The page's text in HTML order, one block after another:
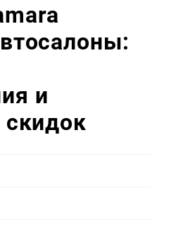
и
скидок